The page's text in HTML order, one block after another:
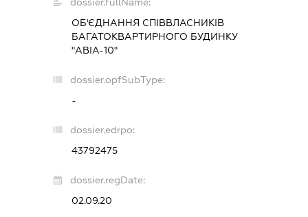
ОБ'ЄДНАННЯ СПІВВЛАСНИКІВ
БАГАТОКВАРТИРНОГО БУДИНКУ
"АВІА-10"
dossier.opfSubType:
-
dossier.edrpo:
43792475
dossier.regDate:
02.09.20